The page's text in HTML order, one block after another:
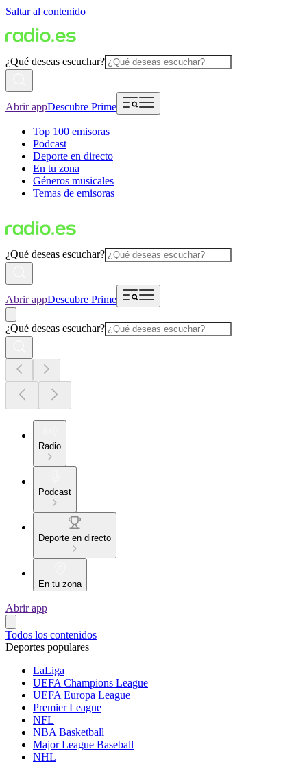
Saltar al contenido
¿Qué deseas escuchar?
Abrir appDescubre Prime
Top 100 emisoras
Podcast
Deporte en directo
En tu zona
Géneros musicales
Temas de emisoras
¿Qué deseas escuchar?
Abrir appDescubre Prime
¿Qué deseas escuchar?
Radio
Podcast
Deporte en directo
En tu zona
Abrir app
Todos los contenidos
Deportes populares
LaLiga
UEFA Champions League
UEFA Europa League
Premier League
NFL
NBA Basketball
Major League Baseball
NHL